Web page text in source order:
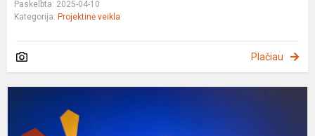
Paskelbta: 2025-04-10
Kategorija: Projektinė veikla
Plačiau